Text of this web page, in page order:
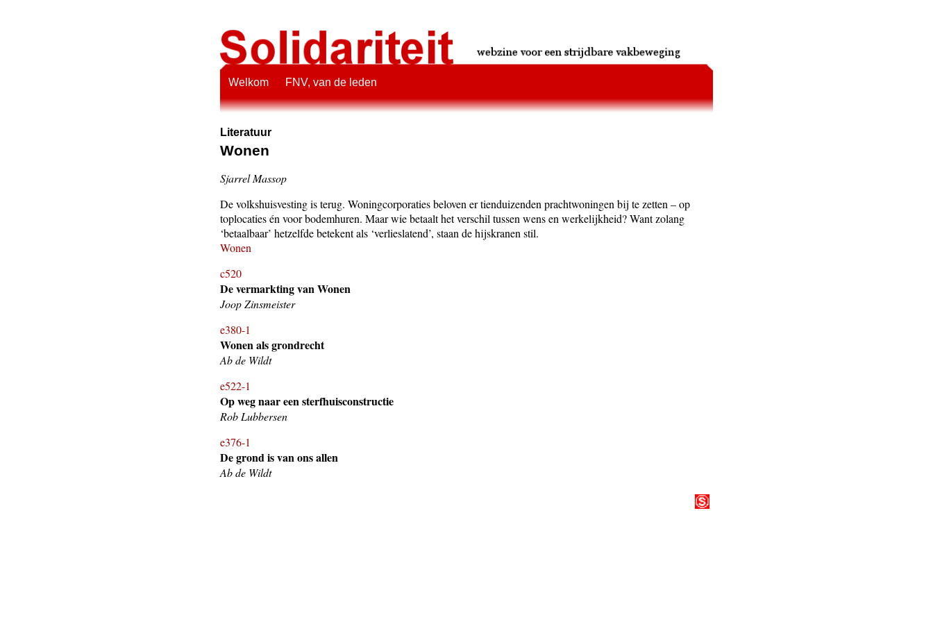
Welkom FNV, van de leden
Literatuur
Wonen
Sjarrel Massop
De volkshuisvesting is terug. Woningcorporaties beloven er tienduizenden prachtwoningen bij te zetten – op
toplocaties én voor bodemhuren. Maar wie betaalt het verschil tussen wens en werkelijkheid? Want zolang
‘betaalbaar’ hetzelfde betekent als ‘verlieslatend’, staan de hijskranen stil.
Wonen
c520
De vermarkting van Wonen
Joop Zinsmeister
e380-1
Wonen als grondrecht
Ab de Wildt
e522-1
Op weg naar een sterfhuisconstructie
Rob Lubbersen
e376-1
De grond is van ons allen
Ab de Wildt